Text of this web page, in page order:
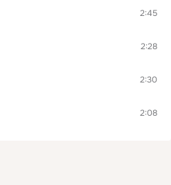
2:45
2:28
2:30
2:08